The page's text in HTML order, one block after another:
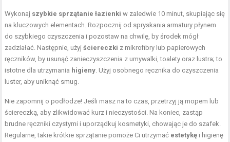
Wykonaj szybkie sprzątanie łazienki w zaledwie 10 minut, skupiając się
na kluczowych elementach. Rozpocznij od spryskania armatury płynem
do szybkiego czyszczenia i pozostaw na chwilę, by środek mógł
zadziałać. Następnie, użyjściereczki z mikrofibry lub papierowych
ręczników, by usunąć zanieczyszczenia z umywalki, toalety oraz lustra; to
istotne dla utrzymania higieny. Użyj osobnego ręcznika do czyszczenia
luster, aby uniknąć smug.
Nie zapomnij o podłodze! Jeśli masz na to czas, przetrzyj ją mopem lub
ściereczką, aby zlikwidować kurz i nieczystości. Na koniec, zastąp
brudne ręczniki czystymi i uporządkuj kosmetyki, chowając je do szafek.
Regularne, takie krótkie sprzątanie pomoże Ci utrzymać estetykę i higienę